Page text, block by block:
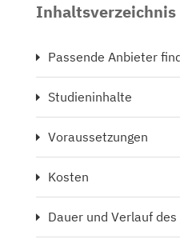
Inhaltsverzeichnis
Passende Anbieter
Studieninhalte
Voraussetzungen
Kosten
Dauer und Verlauf